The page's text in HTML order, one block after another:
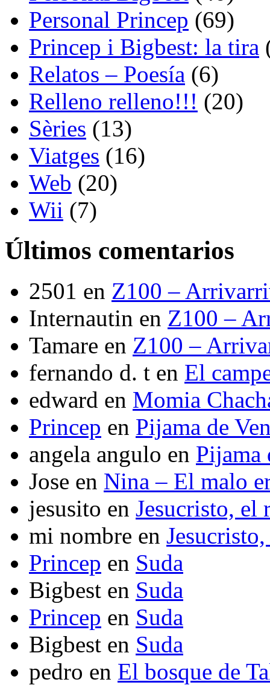
Personal Princep (69)
Princep i Bigbest: la tira
Relatos – Poesía (6)
Relleno relleno!!! (20)
Sèries (13)
Viatges (16)
Web (20)
Wii (7)
Últimos comentarios
2501 en Z100 –
Internautin en Z100 –
Tamare en Z100 –
fernando d. t en El
edward en Momia
Princep en Pijama de
angela angulo en Pijama
Jose en Nina – El malo
jesusito en Jesucristo, el
mi nombre en
Princep en Suda
Bigbest en Suda
Princep en Suda
Bigbest en Suda
pedro en El bosque de